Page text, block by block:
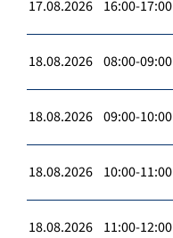
17.08.2026 16:00-17:00
18.08.2026 08:00-09:00
18.08.2026 09:00-10:00
18.08.2026 10:00-11:00
18.08.2026 11:00-12:00